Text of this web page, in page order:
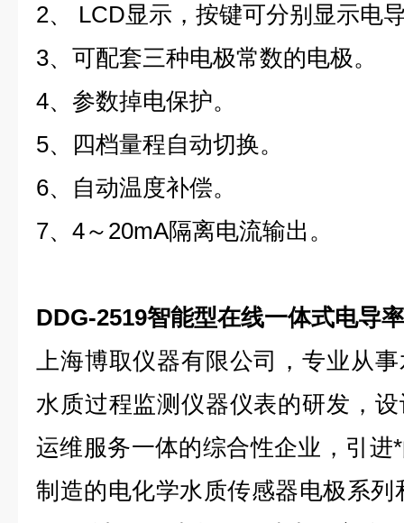
2、 LCD显示，按键可分别显示电
3、可配套三种电极常数的电极。
4、参数掉电保护。
5、四档量程自动切换。
6、自动温度补偿。
7、4～20mA隔离电流输出。
DDG-2519智能型在线一体式电导
上海博取仪器有限公司，专业从
水质过程监测仪器仪表的研发，
运维服务一体的综合性企业，引进
制造的电化学水质传感器电极系